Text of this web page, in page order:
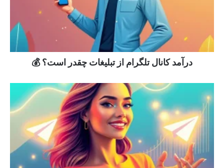
درآمد کانال تلگرام از تبلیغات چقدر است؟ 💰